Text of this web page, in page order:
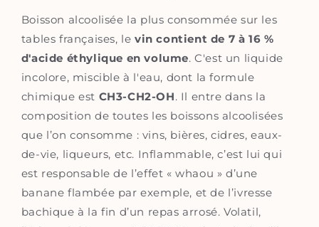
Boisson alcoolisée la plus consommée sur les
tables françaises, levin contient de 7 à 16 %
d'acide éthylique en volume. C'est un liquide
incolore, miscible à l'eau, dont la formule
chimique est CH3-CH2-OH. Il entre dans la
composition de toutes les boissons alcoolisées
que l’on consomme : vins, bières, cidres, eaux-
de-vie, liqueurs, etc. Inflammable, c’est lui qui
est responsable de l’effet « whaou » d’une
banane flambée par exemple, et de l’ivresse
bachique à la fin d’un repas arrosé. Volatil,